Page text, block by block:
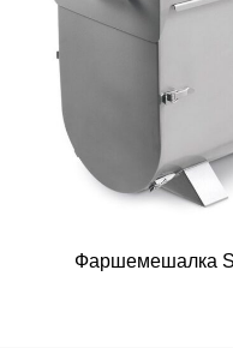
Фаршемешалка